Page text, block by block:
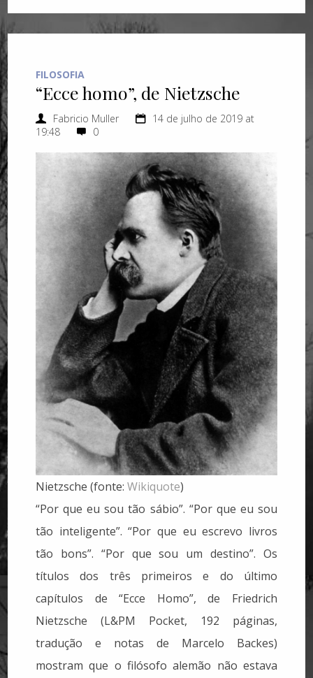
FILOSOFIA
“Ecce homo”, de Nietzsche
Fabricio Muller
14 de julho de 2019 at
19:48
0
Nietzsche (fonte:Wikiquote)
“Por que eu sou tão sábio”. “Por que eu sou
tão inteligente”. “Por que eu escrevo livros
tão bons”. “Por que sou um destino”. Os
títulos dos três primeiros e do último
capítulos de “Ecce Homo”, de Friedrich
Nietzsche (L&PM Pocket, 192 páginas,
tradução e notas de Marcelo Backes)
mostram que o filósofo alemão não estava